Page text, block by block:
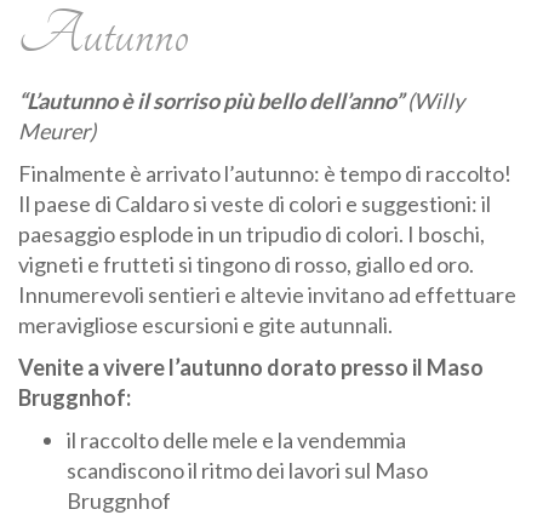
Autunno
“L’autunno è il sorriso più bello dell’anno”(Willy
Meurer)
Finalmente è arrivato l’autunno: è tempo di raccolto!
Il paese di Caldaro si veste di colori e suggestioni: il
paesaggio esplode in un tripudio di colori. I boschi,
vigneti e frutteti si tingono di rosso, giallo ed oro.
Innumerevoli sentieri e altevie invitano ad effettuare
meravigliose escursioni e gite autunnali.
Venite a vivere l’autunno dorato presso il Maso
Bruggnhof:
il raccolto delle mele e la vendemmia
scandiscono il ritmo dei lavori sul Maso
Bruggnhof